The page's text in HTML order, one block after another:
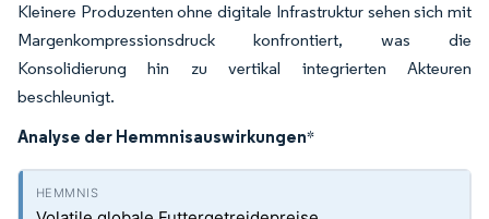
Kleinere Produzenten ohne digitale Infrastruktur sehen sich mit
Margenkompressionsdruck konfrontiert, was die
Konsolidierung hin zu vertikal integrierten Akteuren
beschleunigt.
Analyse der Hemmnisauswirkungen*